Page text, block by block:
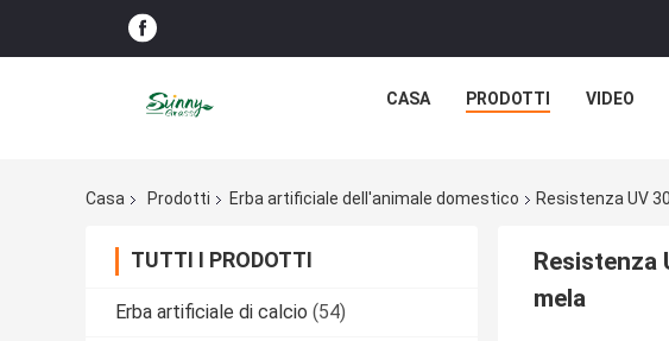
CASA PRODOTTI VIDEO
Casa Prodotti Erba artificiale dell'animale domestico Resistenza UV
TUTTI I PRODOTTI
Erba artificiale di calcio (54)
Resistenza
mela